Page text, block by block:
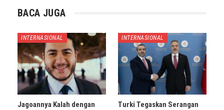
BACA JUGA
INTERNASIONAL
Jagoannya Kalah dengan
INTERNASIONAL
Turki Tegaskan Serangan